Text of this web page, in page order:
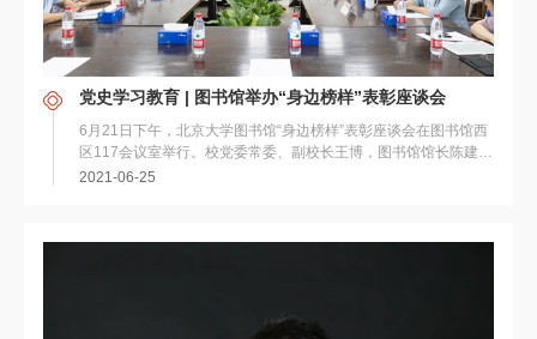
党史学习教育 | 图书馆举办“身边榜样”表彰座谈会
6月21日下午，北京大学图书馆“身边榜样”表彰座谈会在图书馆西
区117会议室举行。校党委常委、副校长王博，图书馆馆长陈建龙
等出席会议。会议由图书馆党委书记郑清...
2021-06-25